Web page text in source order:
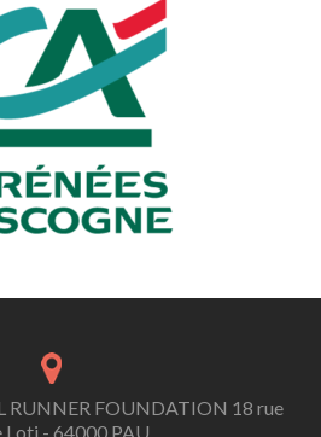
RUNNER FOUNDATION 18 rue
Loti - 64000 PAU